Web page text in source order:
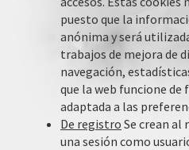
puesto que la
anónima y será
trabajos de mejora de
navegación,
que la web funcione de
adaptada a las
De registro Se crean al
una sesión como